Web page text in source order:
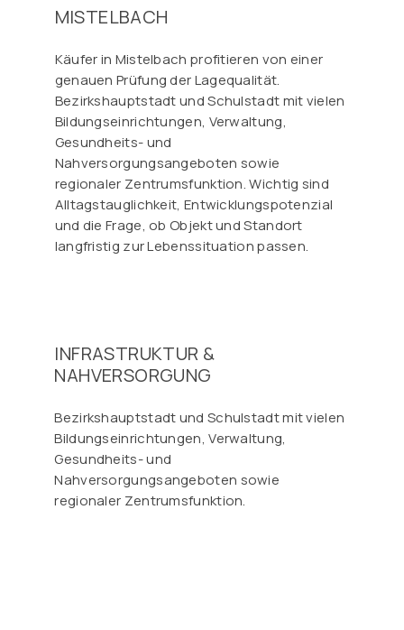
MISTELBACH
Käufer in Mistelbach profitieren von einer
genauen Prüfung der Lagequalität.
Bezirkshauptstadt und Schulstadt mit vielen
Bildungseinrichtungen, Verwaltung,
Gesundheits- und
Nahversorgungsangeboten sowie
regionaler Zentrumsfunktion. Wichtig sind
Alltagstauglichkeit, Entwicklungspotenzial
und die Frage, ob Objekt und Standort
langfristig zur Lebenssituation passen.
INFRASTRUKTUR &
NAHVERSORGUNG
Bezirkshauptstadt und Schulstadt mit vielen
Bildungseinrichtungen, Verwaltung,
Gesundheits- und
Nahversorgungsangeboten sowie
regionaler Zentrumsfunktion.